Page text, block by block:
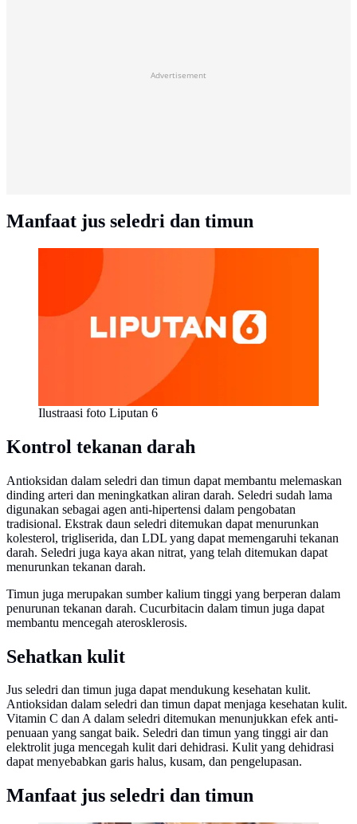
Advertisement
Manfaat jus seledri dan timun
Ilustraasi foto Liputan 6
Kontrol tekanan darah
Antioksidan dalam seledri dan timun dapat membantu melemaskan
dinding arteri dan meningkatkan aliran darah. Seledri sudah lama
digunakan sebagai agen anti-hipertensi dalam pengobatan
tradisional. Ekstrak daun seledri ditemukan dapat menurunkan
kolesterol, trigliserida, dan LDL yang dapat memengaruhi tekanan
darah. Seledri juga kaya akan nitrat, yang telah ditemukan dapat
menurunkan tekanan darah.
Timun juga merupakan sumber kalium tinggi yang berperan dalam
penurunan tekanan darah. Cucurbitacin dalam timun juga dapat
membantu mencegah aterosklerosis.
Sehatkan kulit
Jus seledri dan timun juga dapat mendukung kesehatan kulit.
Antioksidan dalam seledri dan timun dapat menjaga kesehatan kulit.
Vitamin C dan A dalam seledri ditemukan menunjukkan efek anti-
penuaan yang sangat baik. Seledri dan timun yang tinggi air dan
elektrolit juga mencegah kulit dari dehidrasi. Kulit yang dehidrasi
dapat menyebabkan garis halus, kusam, dan pengelupasan.
Manfaat jus seledri dan timun